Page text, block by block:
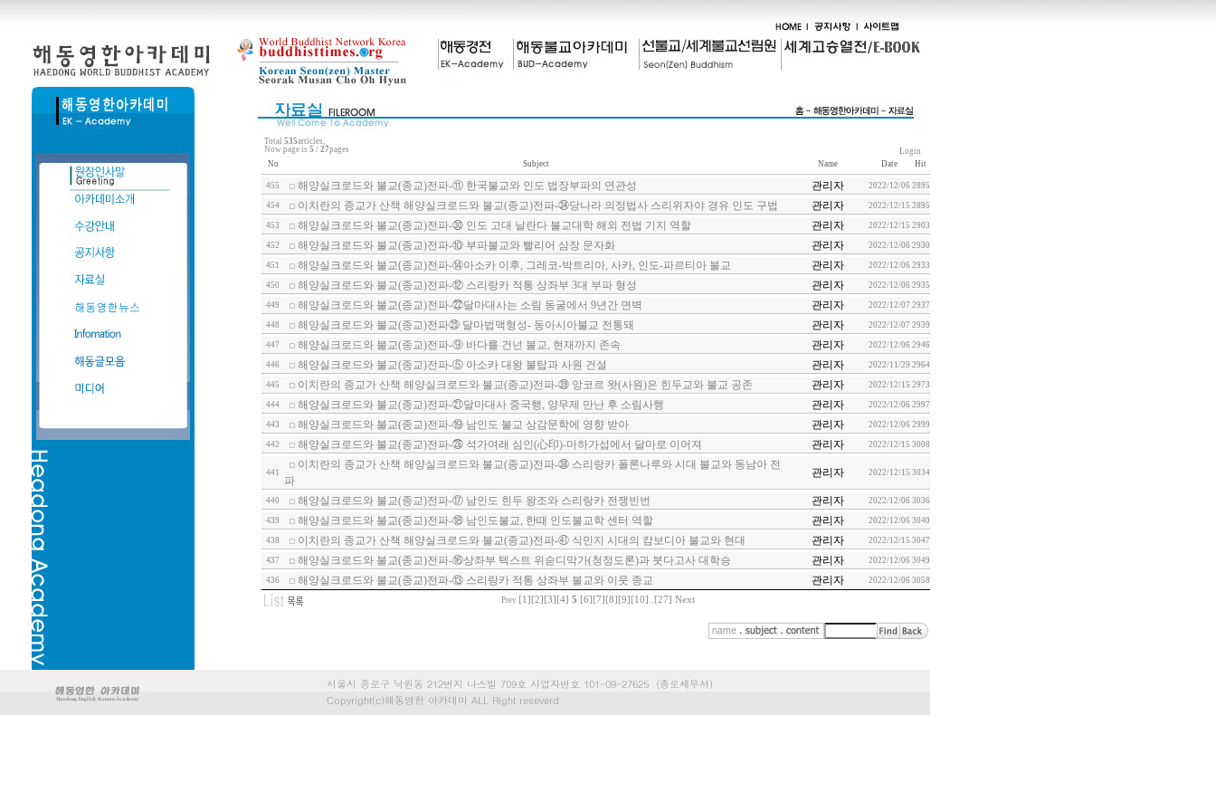
Total 535articles,
Now page is 5 / 27pages
Login
No
Subject Name Date Hit
455 해양실크로드와 불교(종교)전파-⑪ 한국불교와 인도 법장부파의 연관성 관리자 2022/12/06 2895
454 이치란의 종교가 산책 해양실크로드와 불교(종교)전파-㉞당나라 의정법사 스리위자야 경유 인도 구법 관리자 2022/12/15 2895
453 해양실크로드와 불교(종교)전파-㉚ 인도 고대 날란다 불교대학 해외 전법 기지 역할 관리자 2022/12/15 2903
452 해양실크로드와 불교(종교)전파-⑩ 부파불교와 빨리어 삼장 문자화 관리자 2022/12/06 2930
451 해양실크로드와 불교(종교)전파-⑭아소카 이후, 그레코-박트리아, 사카, 인도-파르티아 불교 관리자 2022/12/06 2933
450 해양실크로드와 불교(종교)전파-⑫ 스리랑카 적통 상좌부 3대 부파 형성 관리자 2022/12/06 2935
449 해양실크로드와 불교(종교)전파-㉒달마대사는 소림 동굴에서 9년간 면벽 관리자 2022/12/07 2937
448 해양실크로드와 불교(종교)전파㉕ 달마법맥형성- 동아시아불교 전통돼 관리자 2022/12/07 2939
447 해양실크로드와 불교(종교)전파-⑨ 바다를 건넌 불교, 현재까지 존속 관리자 2022/12/06 2946
446 해양실크로드와 불교(종교)전파-⑤ 아소카 대왕 불탑과 사원 건설 관리자 2022/11/29 2964
445 이치란의 종교가 산책 해양실크로드와 불교(종교)전파-㊴ 앙코르 왓(사원)은 힌두교와 불교 공존 관리자 2022/12/15 2973
444 해양실크로드와 불교(종교)전파-㉑달마대사 중국행, 양무제 만난 후 소림사행 관리자 2022/12/06 2997
443 해양실크로드와 불교(종교)전파-⑲ 남인도 불교 상감문학에 영향 받아 관리자 2022/12/06 2999
442 해양실크로드와 불교(종교)전파-㉘ 석가여래 심인(心印)-마하가섭에서 달마로 이어져 관리자 2022/12/15 3008
441
이치란의 종교가 산책 해양실크로드와 불교(종교)전파-㊳ 스리랑카 폴론나루와 시대 불교와 동남아 전
파
관리자 2022/12/15 3034
440 해양실크로드와 불교(종교)전파-⑰ 남인도 힌두 왕조와 스리랑카 전쟁빈번 관리자 2022/12/06 3036
439 해양실크로드와 불교(종교)전파-⑱ 남인도불교, 한때 인도불교학 센터 역할 관리자 2022/12/06 3040
438 이치란의 종교가 산책 해양실크로드와 불교(종교)전파-㊶ 식민지 시대의 캄보디아 불교와 현대 관리자 2022/12/15 3047
437 해양실크로드와 불교(종교)전파-⑯상좌부 텍스트 위숟디막가(청정도론)과 붓다고사 대학승 관리자 2022/12/06 3049
436 해양실크로드와 불교(종교)전파-⑬ 스리랑카 적통 상좌부 불교와 이웃 종교 관리자 2022/12/06 3058
Prev [1] [2] [3] [4] 5 [6] [7] [8] [9] [10] [27] Next